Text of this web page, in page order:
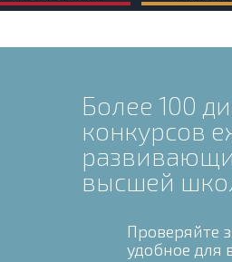
Более 100
конкурсов
высшей
Проверяйте
удобное для